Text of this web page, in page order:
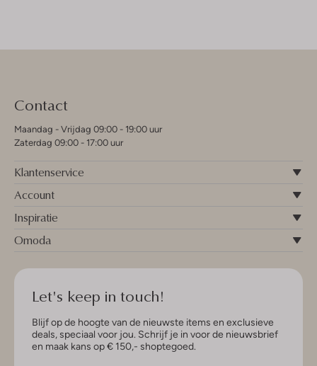
Contact
Maandag - Vrijdag 09:00 - 19:00 uur
Zaterdag 09:00 - 17:00 uur
Klantenservice
Account
Inspiratie
Omoda
Let's keep in touch!
Blijf op de hoogte van de nieuwste items en exclusieve
deals, speciaal voor jou. Schrijf je in voor de nieuwsbrief
en maak kans op € 150,- shoptegoed.